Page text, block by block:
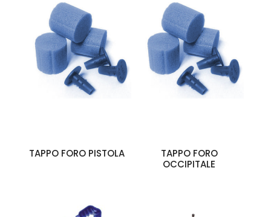
TAPPO FORO PISTOLA
TAPPO FORO
OCCIPITALE